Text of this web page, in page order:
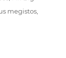
megistos